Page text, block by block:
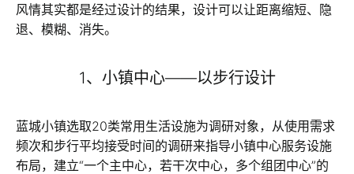
风情其实都是经过设计的结果，设计可以让距离缩短、隐
退、模糊、消失。
1、小镇中心——以步行设计
蓝城小镇选取20类常用生活设施为调研对象，从使用需求
频次和步行平均接受时间的调研来指导小镇中心服务设施
布局，建立“一个主中心，若干次中心，多个组团中心”的